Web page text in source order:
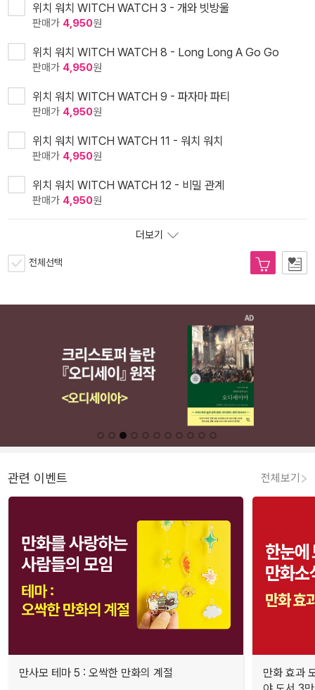
위치 워치 WITCH WATCH 3 - 개와 빗방울
판매가 4,950원
위치 워치 WITCH WATCH 8 - Long Long A Go Go
판매가 4,950원
위치 워치 WITCH WATCH 9 - 파자마 파티
판매가 4,950원
위치 워치 WITCH WATCH 11 - 워치 워치
판매가 4,950원
위치 워치 WITCH WATCH 12 - 비밀 관계
판매가 4,950원
더보기
전체선택
관련 이벤트 전체보기
만사모 테마 5 : 오싹한 만화의 계절
만화 효과